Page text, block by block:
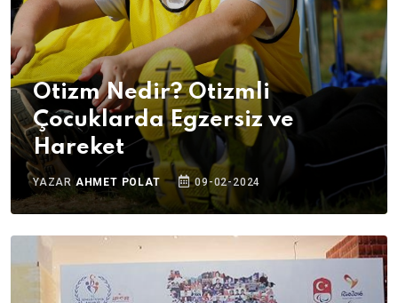
Otizm Nedir? Otizmli
Çocuklarda Egzersiz ve
Hareket
YAZAR AHMET POLAT 09-02-2024